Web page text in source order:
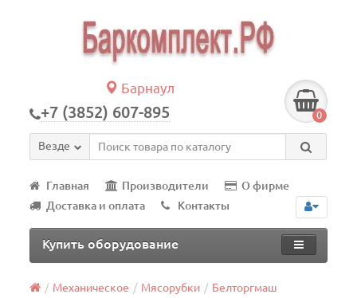
Барнаул
+7 (3852) 607-895 0
Везде
Главная Производители
О фирме
Доставка и оплата
Контакты
Купить оборудование
Механическое Мясорубки
Белторгмаш